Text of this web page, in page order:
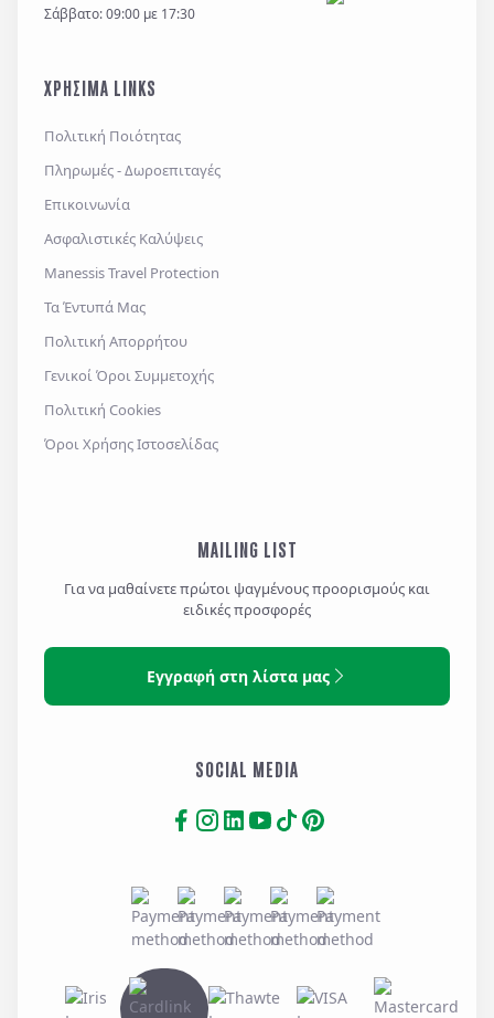
Σάββατο: 09:00 με 17:30
ΧΡΗΣΙΜΑ LINKS
Πολιτική Ποιότητας
Πληρωμές - Δωροεπιταγές
Επικοινωνία
Ασφαλιστικές Καλύψεις
Manessis Travel Protection
Τα Έντυπά Μας
Πολιτική Απορρήτου
Γενικοί Όροι Συμμετοχής
Πολιτική Cookies
Όροι Χρήσης Ιστοσελίδας
MAILING LIST
Για να μαθαίνετε πρώτοι ψαγμένους προορισμούς και
ειδικές προσφορές
Εγγραφή στη λίστα μας
SOCIAL MEDIA